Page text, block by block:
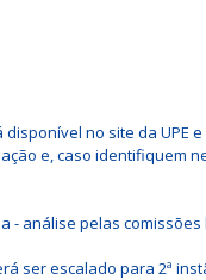
no site da UPE
e, caso identifiquem
- análise pelas comissões
ser escalado para 2ª